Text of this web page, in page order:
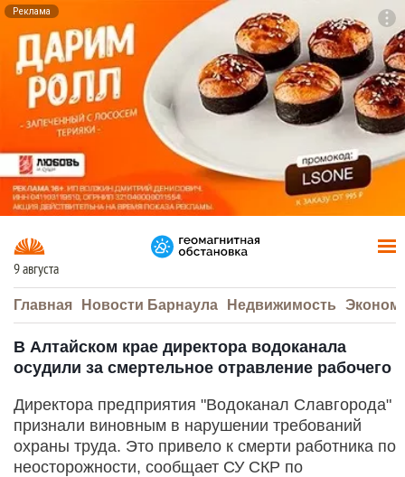
Реклама
9 августа
Главная Новости Барнаула Недвижимость
В Алтайском крае директора водоканала
осудили за смертельное отравление рабочего
Директора предприятия "Водоканал Славгорода"
признали виновным в нарушении требований
охраны труда. Это привело к смерти работника по
неосторожности, сообщает СУ СКР по